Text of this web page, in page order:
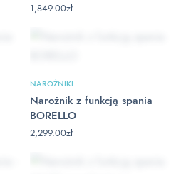
1,849.00zł
NAROŻNIKI
Narożnik z funkcją spania
BORELLO
2,299.00zł